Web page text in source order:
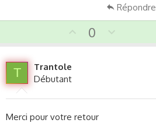
Répondre
p
e
0
o
o
T
Trantole
Débutant
Merci pour votre retour